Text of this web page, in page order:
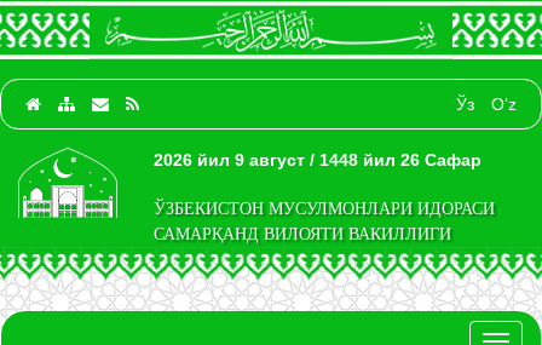
Ўз O‘z
2026 йил 9 август / 1448 йил 26 Сафар
ЎЗБЕКИСТОН МУСУЛМОНЛАРИ ИДОРАСИ
САМАРҚАНД ВИЛОЯТИ ВАКИЛЛИГИ